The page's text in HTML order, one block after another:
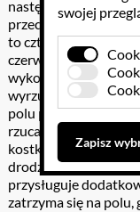
następuje z
przeciwnej stronie
to cztery wydzielone
czerwonym, żółtym,
wykorzystać od 1 do
wyrzuci kostką 6
polu po przeciwnej
rzucając kostką
kostka. Przesuwając
drodze obrazki. W
przysługuje
zatrzyma się na
swojej
Zapisz